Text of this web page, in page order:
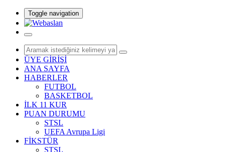
Toggle navigation
ÜYE GİRİŞİ
ANA SAYFA
HABERLER
FUTBOL
BASKETBOL
İLK 11 KUR
PUAN DURUMU
STSL
UEFA Avrupa Ligi
FİKSTÜR
STSL